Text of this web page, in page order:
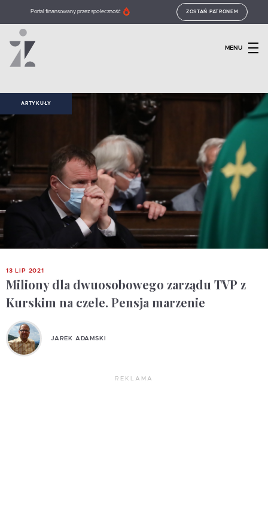
Portal finansowany przez społeczność ZOSTAŃ PATRONEM
MENU
ARTYKUŁY
13 LIP 2021
Miliony dla dwuosobowego zarządu TVP z
Kurskim na czele. Pensja marzenie
JAREK ADAMSKI
REKLAMA